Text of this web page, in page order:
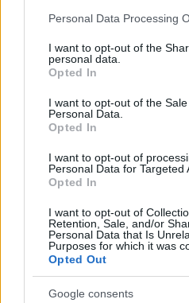
Please note that this website/
not limited to your visit or usage
grant or deny consent to
use your data for below
consent section.
Personal Data Processing
I want to opt-out of the
personal data.
Opted In
I want to opt-out of the
Personal Data.
Opted In
I want to opt-out of
Personal Data for Targeted
Opted In
I want to opt-out of
Retention, Sale, and/or
Personal Data that Is
Purposes for which it was
Opted Out
Google consents
Növekvő nyomás a
atomhatóságon?